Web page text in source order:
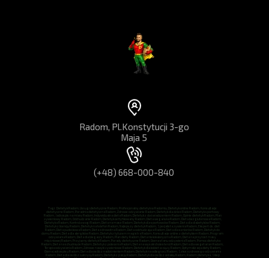
Tagi: Dietetyk Radom, Usługi dietetyczne Radom, Profesjonalny dietetyk w Radomiu, Dietetyk online Radom, Konsultacje
dietetyczne Radom, Poradnia dietetyczna Radom, Zdrowe odżywianie Radom, Dietetyk dla dzieci Radom, Dietetyk sportowy
Radom, Jadłospis na miarę Radom, Indywidualna dieta Radom, Dietetyk z doświadczeniem Radom, Opinie dietetyk Radom, Plan
żywieniowy Radom, Odchudzanie Radom, Dietetyk certyfikowany Radom, Dieta wegańska Radom, Dieta bezglutenowa Radom,
Dietetyka Radom, Kontrola wagi Radom, Dieta na mase Radom, Dietetyk dla sportowców Radom, Dieta dla diabetyków Radom,
Dietetyk z licencją Radom, Dietetyk na telefon Radom, Najlepszy dietetyk Radom, Specjalista żywienia Radom, Ekspert ds. diet
Radom, Dieta pudełkowa Radom, Dieta zdrowotna Radom, Dieta odchudzająca Radom, Dieta dla seniorów Radom, Dietetyk do
domu Radom, Dieta dla alergików Radom, Dietetyk z tytułem magistra Radom, Konsultacje online z dietetykiem Radom, Program
odżywiania Radom, Dieta dla biegaczy Radom, Plan diety Radom, Dieta niskokaloryczna Radom, Dieta na przyrost masy
mięśniowej Radom, Przyjazny dietetyk Radom, Porady dietetyczne Radom, Ocena stanu odżywienia Radom, Pomoc dietetyka
Radom, Dieta na schudnięcie Radom, Dietetyk z polecenia Radom, Dieta na wysoki cholesterol Radom, Dieta dla wegetarian Radom,
Terapia odżywiania Radom, Zdrowe nawyki żywieniowe Radom, Dietetyk dla kobiet w ciąży Radom, Optymalizacja diety Radom,
Ocena jadłospisu Radom, Dieta dla osób z nadciśnieniem Radom, Dietetyk na odległość Radom, Szkoła zdrowego odżywiania
Radom, Dieta dla osób z cukrzycą Radom, Dietetyk z pasją Radom, Dietetyk dla osób z celiakią Radom, Radom dietetyka, Sklep
(+48) 668-000-840
Radom, Pl.Konstytucji 3-go
Maja 5